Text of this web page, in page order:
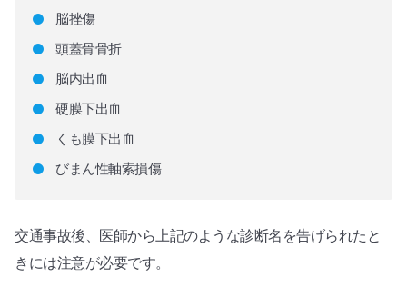
脳挫傷
頭蓋骨骨折
脳内出血
硬膜下出血
くも膜下出血
びまん性軸索損傷
交通事故後、医師から上記のような診断名を告げられたと
きには注意が必要です。